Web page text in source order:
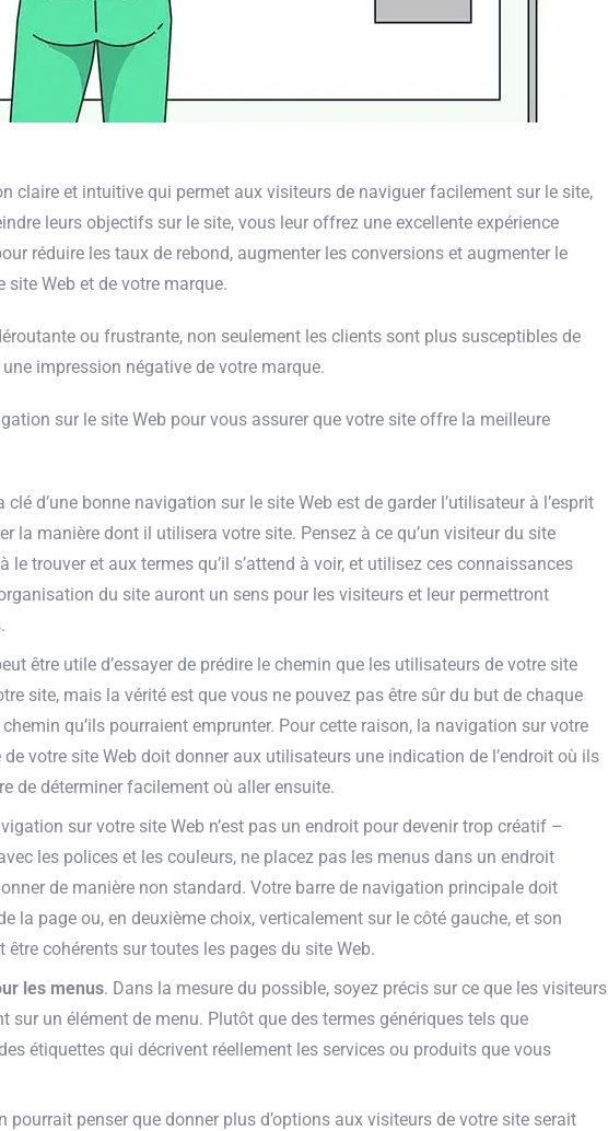
claire et intuitive qui permet aux visiteurs de naviguer facilement sur le site,
leurs objectifs sur le site, vous leur offrez une excellente expérience
réduire les taux de rebond, augmenter les conversions et augmenter le
site Web et de votre marque.
ou frustrante, non seulement les clients sont plus susceptibles de
impression négative de votre marque.
sur le site Web pour vous assurer que votre site offre la meilleure
clé d’une bonne navigation sur le site Web est de garder l’utilisateur à l’esprit
la manière dont il utilisera votre site. Pensez à ce qu’un visiteur du site
le trouver et aux termes qu’il s’attend à voir, et utilisez ces connaissances
du site auront un sens pour les visiteurs et leur permettront
être utile d’essayer de prédire le chemin que les utilisateurs de votre site
site, mais la vérité est que vous ne pouvez pas être sûr du but de chaque
qu’ils pourraient emprunter. Pour cette raison, la navigation sur votre
votre site Web doit donner aux utilisateurs une indication de l’endroit où ils
de déterminer facilement où aller ensuite.
sur votre site Web n’est pas un endroit pour devenir trop créatif –
les polices et les couleurs, ne placez pas les menus dans un endroit
de manière non standard. Votre barre de navigation principale doit
la page ou, en deuxième choix, verticalement sur le côté gauche, et son
cohérents sur toutes les pages du site Web.
les menus. Dans la mesure du possible, soyez précis sur ce que les visiteurs
sur un élément de menu. Plutôt que des termes génériques tels que
étiquettes qui décrivent réellement les services ou produits que vous
pourrait penser que donner plus d’options aux visiteurs de votre site serait